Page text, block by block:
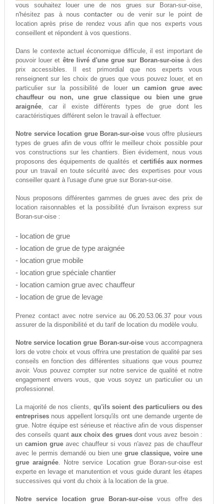
vous souhaitez louer une de nos grues sur Boran-sur-oise,
n'hésitez pas à nouscontacter ou de venir sur le point de
location après prise de rendez vous afin que nos experts vous
conseillent et répondent à vos questions.
Dans le contexte actuel économique difficule, il est important de
pouvoir louer et être livré d'une grue sur Boran-sur-oiseà des
prix accessibles. Il est primordial que nos experts vous
renseignent sur les choix de grues que vous pouvez louer, et en
particulier sur la possibilité de louer un camion grue avec
chauffeur ou non, une grue classique ou bien une grue
araignée, car il existe différents types de grue dont les
caractéristiques différent selon le travail à effectuer.
Notre service location grue Boran-sur-oise vous offre plusieurs
types de grues afin de vous offrir le meilleur choix possible pour
vos constructions sur les chantiers. Bien évidement, nous vous
proposons des équipements de qualités et certifiés aux normes
pour un travail en toute sécurité avec des expertises pour vous
conseiller quant à l'usage d'une grue sur Boran-sur-oise.
Nous proposons différentes gammes de grues avec des prix de
location raisonnables et la possibilité d'un livraison express sur
Boran-sur-oise :
- location de grue
- location de grue de type araignée
- location grue mobile
- location grue spéciale chantier
- location camion grue avec chauffeur
- location de grue de levage
Prenez contact avec notre service au06.20.53.06.37 pour vous
assurer de la disponibilité et du tarif de location du modèle voulu.
Notre service location grue Boran-sur-oisevous accompagnera
lors de votre choix et vous offrira une prestation de qualité par ses
conseils en fonction des différentes situations que vous pourrez
avoir. Vous pouvez compter sur notre service de qualité et notre
engagement envers vous, que vous soyez un particulier ou un
professionnel.
La majorité de nos clients, qu'ils soient des particuliers ou des
entreprisesnous appellent lorsqu'ils ont une demande urgente de
grue. Notre équipe est sérieuse et réactive afin de vous dispenser
des conseils quant aux choix des gruesdont vous avez besoin :
un camion grueavec chauffeur si vous n'avez pas de chauffeur
avec le permis demandé ou bien unegrue classique, voire une
grue araignée. Notre service Location grue Boran-sur-oise est
experte en levage et manutention et vous guide durant les étapes
successives qui vont du choix à la location de la grue.
Notre service location grue Boran-sur-oise vous offre des